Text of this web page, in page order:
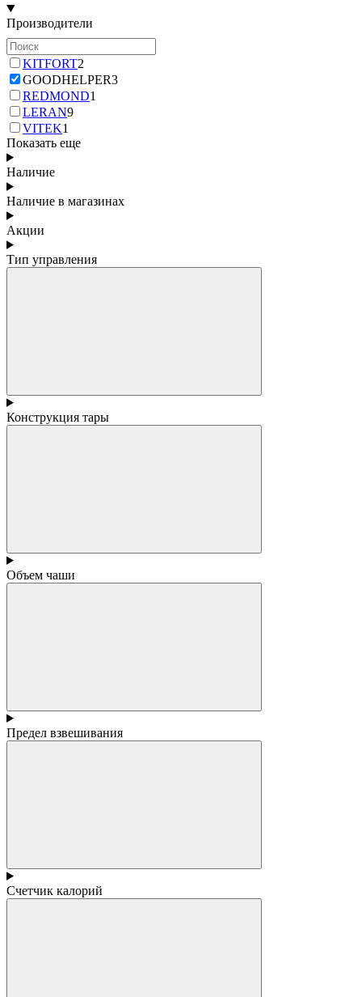
Производители
KITFORT2
GOODHELPER3
REDMOND1
LERAN9
VITEK1
Показать еще
Наличие
Наличие в магазинах
Акции
Тип управления
Конструкция тары
Объем чаши
Предел взвешивания
Счетчик калорий